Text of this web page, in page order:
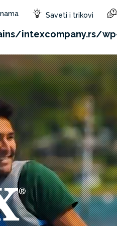
intexcompany.rs/
Saveti i trikovi